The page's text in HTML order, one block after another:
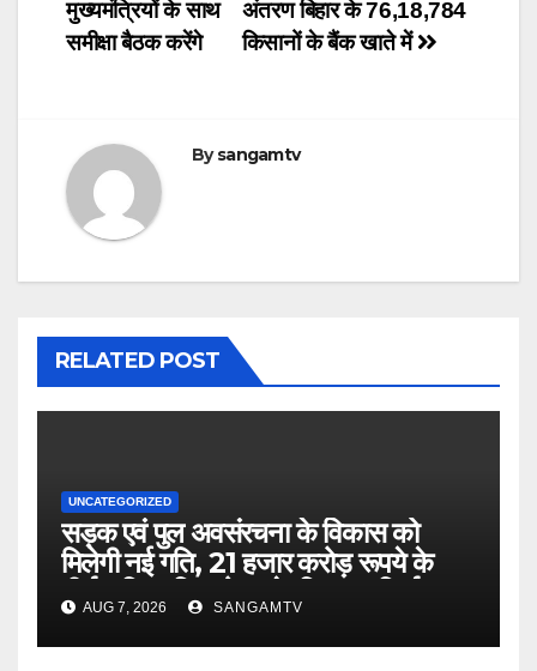
अंतरण बिहार के 76,18,784
किसानों के बैंक खाते में
मुख्यमंत्रियों के साथ
समीक्षा बैठक करेंगे
Bysangamtv
RELATED POST
UNCATEGORIZED
सड़क एवं पुल अवसंरचना के विकास को
मिलेगी नई गति, 21 हजार करोड़ रूपये के
दीर्घकालिक वित्त पोषण के लिए पथ निर्माण
विभाग और नाबार्ड के बीच समझौता :
मुख्यमंत्री
AUG 7, 2026 SANGAMTV